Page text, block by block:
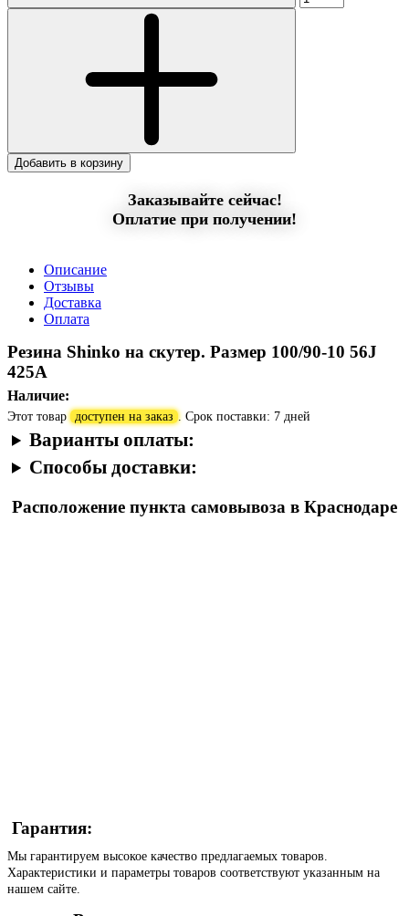
Добавить в корзину
Заказывайте сейчас!
Оплатие при получении!
Описание
Отзывы
Доставка
Оплата
Резина Shinko на скутер. Размер 100/90-10 56J
425A
Наличие:
Этот товар доступен на заказ . Срок поставки: 7 дней
Варианты оплаты:
Способы доставки:
Расположение пункта самовывоза в Краснодаре
Гарантия:
Мы гарантируем высокое качество предлагаемых товаров.
Характеристики и параметры товаров соответствуют указанным на
нашем сайте.